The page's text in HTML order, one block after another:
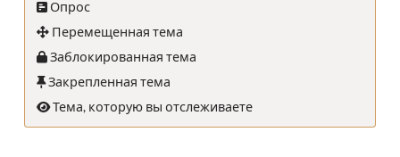
Опрос
Перемещенная тема
Заблокированная тема
Закрепленная тема
Тема, которую вы отслеживаете